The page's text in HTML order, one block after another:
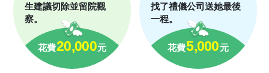
生建議切除並留院觀
察。
花費20,000元
找了禮儀公司送她最後
一程。
花費5,000元